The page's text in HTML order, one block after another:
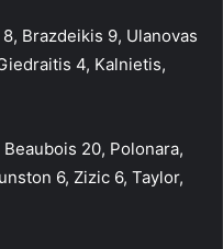
Brazdeikis 9, Ulanovas
4, Kalnietis,
20, Polonara,
6, Zizic 6, Taylor,